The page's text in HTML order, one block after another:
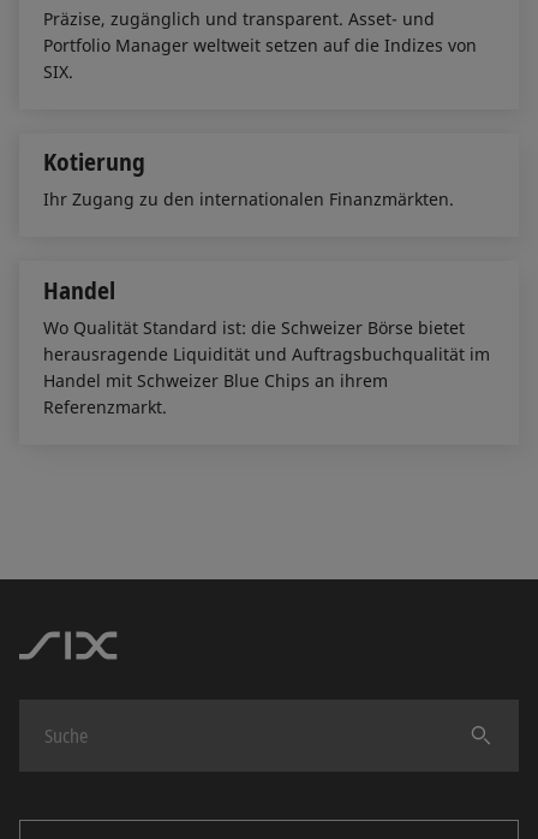
Präzise, zugänglich und transparent. Asset- und
Portfolio Manager weltweit setzen auf die Indizes von
SIX.
Kotierung
Ihr Zugang zu den internationalen Finanzmärkten.
Handel
Wo Qualität Standard ist: die Schweizer Börse bietet
herausragende Liquidität und Auftragsbuchqualität im
Handel mit Schweizer Blue Chips an ihrem
Referenzmarkt.
Finden